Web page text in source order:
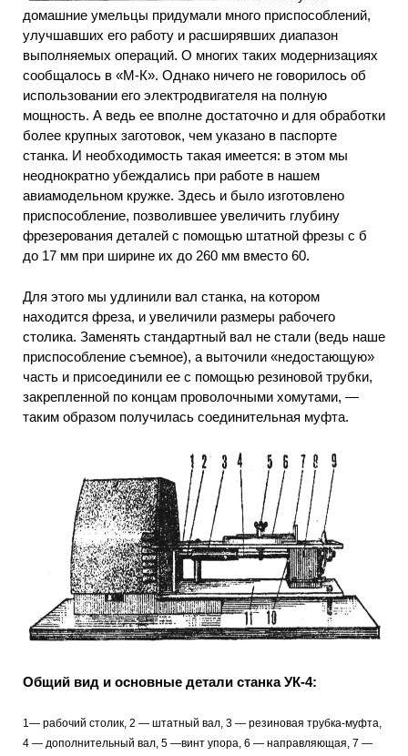
домашние умельцы придумали много приспособлений,
улучшавших его работу и расширявших диапазон
выполняемых операций. О многих таких модернизациях
сообщалось в «М-К». Однако ничего не говорилось об
использовании его электродвигателя на полную
мощность. А ведь ее вполне достаточно и для обработки
более крупных заготовок, чем указано в паспорте
станка. И необходимость такая имеется: в этом мы
неоднократно убеждались при работе в нашем
авиамодельном кружке. Здесь и было изготовлено
приспособление, позволившее увеличить глубину
фрезерования деталей с помощью штатной фрезы с б
до 17 мм при ширине их до 260 мм вместо 60.
Для этого мы удлинили вал станка, на котором
находится фреза, и увеличили размеры рабочего
столика. Заменять стандартный вал не стали (ведь наше
приспособление съемное), а выточили «недостающую»
часть и присоединили ее с помощью резиновой трубки,
закрепленной по концам проволочными хомутами, —
таким образом получилась соединительная муфта.
Общий вид и основные детали станка УК-4:
1— рабочий столик, 2 — штатный вал, 3 — резиновая трубка-муфта,
4 — дополнительный вал, 5 —винт упора, 6 — направляющая, 7 —